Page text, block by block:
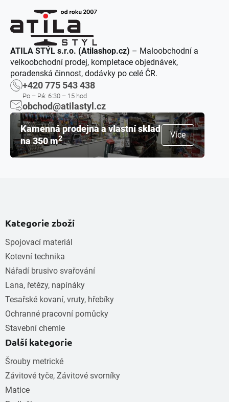
ATILA STÝL s.r.o. (Atilashop.cz) – Maloobchodní a
velkoobchodní prodej, kompletace objednávek,
poradenská činnost, dodávky po celé ČR.
+420 775 543 438
Po – Pá: 6:30 – 15 hod
obchod@atilastyl.cz
Kamenná prodejna a vlastní sklad
na 350 m2 Více
Kategorie zboží
Spojovací materiál
Kotevní technika
Nářadí brusivo svařování
Lana, řetězy, napínáky
Tesařské kovaní, vruty, hřebíky
Ochranné pracovní pomůcky
Stavební chemie
Další kategorie
Šrouby metrické
Závitové tyče, Závitové svorníky
Matice